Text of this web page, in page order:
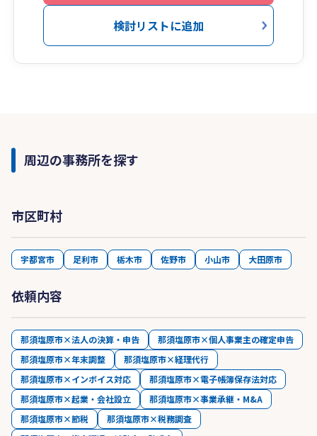
検討リストに追加
周辺の事務所を探す
市区町村
宇都宮市 足利市 栃木市 佐野市 小山市 大田原市
依頼内容
那須塩原市×法人の決算・申告
那須塩原市×個人事業主の確定申告
那須塩原市×年末調整
那須塩原市×経理代行
那須塩原市×インボイス対応
那須塩原市×電子帳簿保存法対応
那須塩原市×起業・会社設立
那須塩原市×事業承継・M&A
那須塩原市×節税
那須塩原市×税務調査